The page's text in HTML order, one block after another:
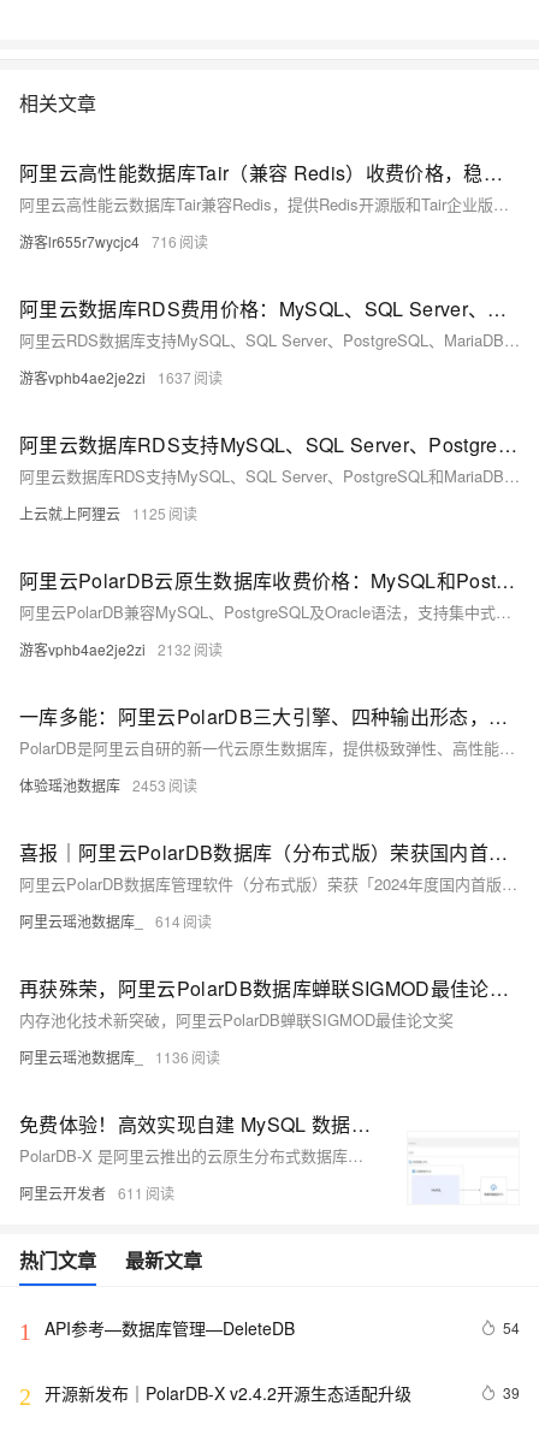
相关文章
阿里云高性能数据库Tair（兼容 Redis）收费价格，稳定可靠成本低
阿里云高性能云数据库Tair兼容Redis，提供Redis开源版和Tair企业版，支持多种存储介质与灵活扩展，适用于高并发场景。Tair具备亚毫秒级稳定延迟，保障业务连续性。价格方面，Redis开源版年费从72元起，Tair企业版年费从1224元起，具体费用根据配置不同有所变化。
游客lr655r7wycjc4 716
阿里云数据库RDS费用价格：MySQL、SQL Server、PostgreSQL和MariaDB引擎收费标准
阿里云RDS数据库支持MySQL、SQL Server、PostgreSQL、MariaDB，多种引擎优惠上线！MySQL倚天版88元/年，SQL Server 2核4G仅299元/年，PostgreSQL 227元/年起。高可用、可弹性伸缩，安全稳定。详情见官网活动页。
游客vphb4ae2je2zi 1637
阿里云数据库RDS支持MySQL、SQL Server、PostgreSQL和MariaDB引擎
阿里云数据库RDS支持MySQL、SQL Server、PostgreSQL和MariaDB引擎，提供高性价比、稳定安全的云数据库服务，适用于多种行业与业务场景。
上云就上阿狸云 1125
阿里云PolarDB云原生数据库收费价格：MySQL和PostgreSQL详细介绍
阿里云PolarDB兼容MySQL、PostgreSQL及Oracle语法，支持集中式与分布式架构。标准版2核4G年费1116元起，企业版最高性能达4核16G，支持HTAP与多级高可用，广泛应用于金融、政务、互联网等领域，TCO成本降低50%。
游客vphb4ae2je2zi 2132
一库多能：阿里云PolarDB三大引擎、四种输出形态，覆盖企业数据库全场景
PolarDB是阿里云自研的新一代云原生数据库，提供极致弹性、高性能和海量存储。它包含三个版本：PolarDB-M（兼容MySQL）、PolarDB-PG（兼容PostgreSQL及Oracle语法）和PolarDB-X（分布式数据库）。支持公有云、专有云、DBStack及轻量版等多种形态，满足不同场景需求。2021年，PolarDB-PG与PolarDB-X开源，内核与商业版一致，推动国产数据库生态发展，同时兼容主流国产操作系统与芯片，获得权威安全认证。
体验瑶池数据库 2453
喜报｜阿里云PolarDB数据库（分布式版）荣获国内首台（套）产品奖项
阿里云PolarDB数据库管理软件（分布式版）荣获「2024年度国内首版次软件」称号，并跻身《2024年度浙江省首台（套）推广应用典型案例》。
阿里云瑶池数据库_ 614
再获殊荣，阿里云PolarDB数据库蝉联SIGMOD最佳论文奖
内存池化技术新突破，阿里云PolarDB蝉联SIGMOD最佳论文奖
阿里云瑶池数据库_ 1136
免费体验！高效实现自建 MySQL 数据库平滑迁移至 PolarDB-X
PolarDB-X 是阿里云推出的云原生分布式数据库，支持PB级存储扩展、高并发访问与数据强一致，助力企业实现MySQL平滑迁移。现已开放免费体验，点击即享高效、稳定的数据库升级方案。
阿里云开发者 611
热门文章 最新文章
1 API参考—数据库管理—DeleteDB 54
2 开源新发布｜PolarDB-X v2.4.2开源生态适配升级 39